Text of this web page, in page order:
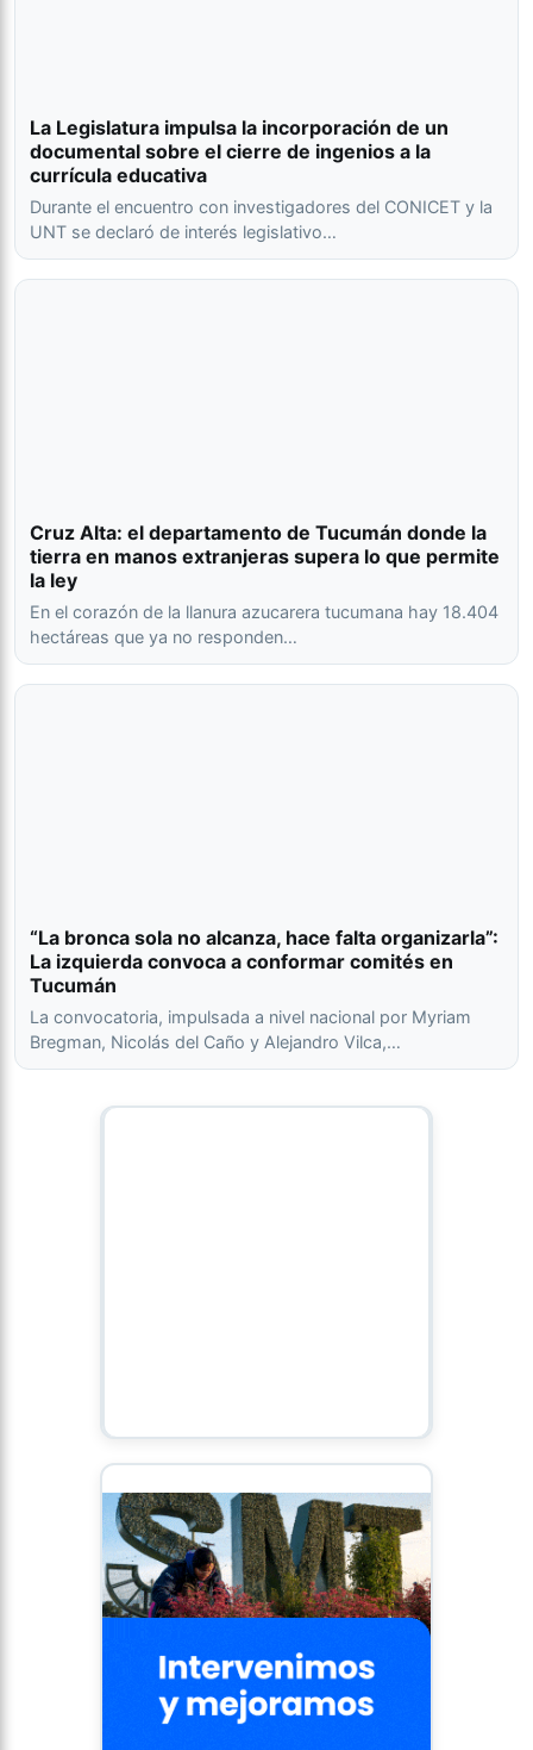
La Legislatura impulsa la incorporación de un
documental sobre el cierre de ingenios a la
currícula educativa
Durante el encuentro con investigadores del CONICET y la
UNT se declaró de interés legislativo…
Cruz Alta: el departamento de Tucumán donde la
tierra en manos extranjeras supera lo que permite
la ley
En el corazón de la llanura azucarera tucumana hay 18.404
hectáreas que ya no responden…
“La bronca sola no alcanza, hace falta organizarla”:
La izquierda convoca a conformar comités en
Tucumán
La convocatoria, impulsada a nivel nacional por Myriam
Bregman, Nicolás del Caño y Alejandro Vilca,…